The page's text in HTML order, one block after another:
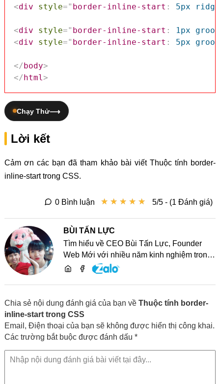
<div style=" border-inline-start : 5px
<div style=" border-inline-start :
1px
<div style=" border-inline-start : 5px
</body>
</html>
Chạy Thử
Lời kết
Cảm ơn các bạn đã tham khảo bài viết Thuộc tính border-
inline-start trong CSS.
★ ★ ★ ★ ★
★ ★ ★ ★ ★ 5/5 - (1 Đánh giá)
0 Bình luận
BÙI TẤN LỰC
Tìm hiểu về CEO Bùi Tấn Lực, Founder
Web Mới với nhiều năm kinh nghiệm trong
lĩnh vực phát triển website, SEO và chia sẻ
Chia sẻ nội dung đánh giá của bạn về Thuộc tính border-
inline-start trong CSS
Email, Điện thoại của bạn sẽ không được hiển thị công khai.
Các trường bắt buộc được đánh dấu *